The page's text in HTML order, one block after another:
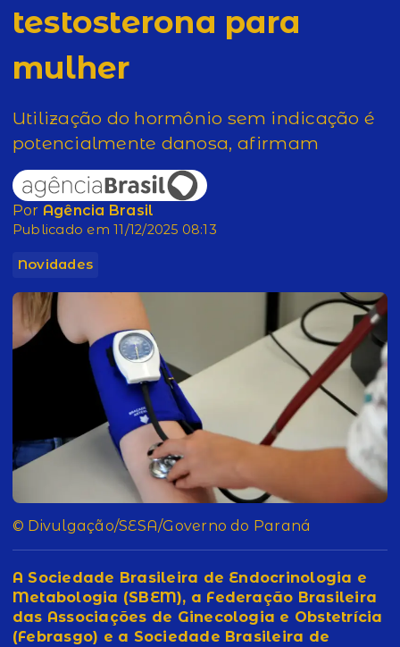
testosterona para
mulher
Utilização do hormônio sem indicação é
potencialmente danosa, afirmam
Por Agência Brasil
Publicado em 11/12/2025 08:13
Novidades
© Divulgação/SESA/Governo do Paraná
A Sociedade Brasileira de Endocrinologia e
Metabologia (SBEM), a Federação Brasileira
das Associações de Ginecologia e Obstetrícia
(Febrasgo) e a Sociedade Brasileira de